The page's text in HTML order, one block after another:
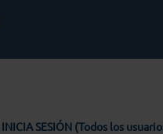
INICIA SESIÓN (Todos los